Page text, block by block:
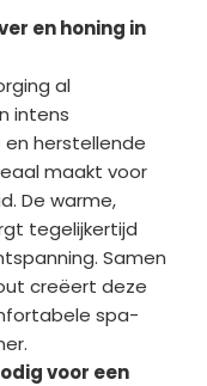
en honing in
al
intens
herstellende
maakt voor
De warme,
tegelijkertijd
Samen
creëert deze
spa-
voor een